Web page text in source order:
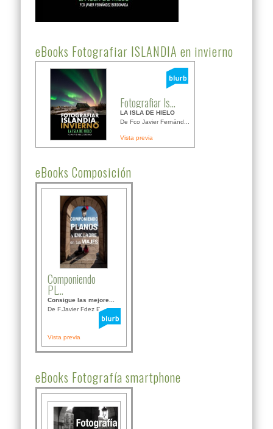
eBooks Fotografiar ISLANDIA en invierno
Fotografiar Is...
LA ISLA DE HIELO
De Fco Javier Fernánd...
Vista previa
eBooks Composición
Componiendo
PL...
Consigue las mejore...
De F.Javier Fdez Bor...
Vista previa
eBooks Fotografía smartphone